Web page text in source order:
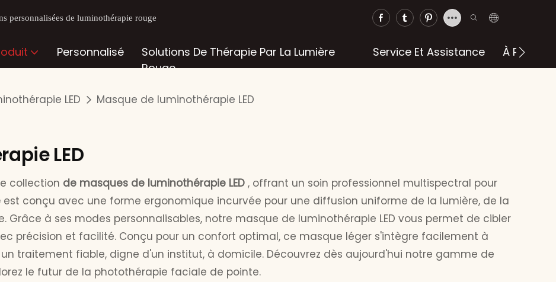
personnalisées de luminothérapie rouge
Personnalisé
Solutions De Thérapie Par La Lumière
Rouge
Service Et Assistance À Propos
LED Masque de luminothérapie LED
LED
collection de masques de luminothérapie LED , offrant un soin professionnel multispectral pour
est conçu avec une forme ergonomique incurvée pour une diffusion uniforme de la lumière, de la
Grâce à ses modes personnalisables, notre masque de luminothérapie LED vous permet de cibler
précision et facilité. Conçu pour un confort optimal, ce masque léger s'intègre facilement à
traitement fiable, digne d'un institut, à domicile. Découvrez dès aujourd'hui notre gamme de
le futur de la photothérapie faciale de pointe.